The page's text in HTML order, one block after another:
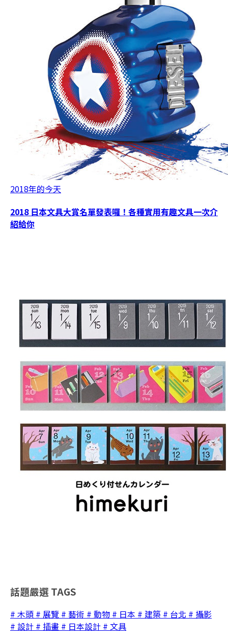
2018年的今天
2018 日本文具大賞名單發表囉！各種實用有趣文具一次介
紹給你
話題嚴選 TAGS
# 木頭 # 展覽 # 藝術 # 動物 # 日本 # 建築 # 台北 # 攝影
# 設計 # 插畫 # 日本設計 # 文具